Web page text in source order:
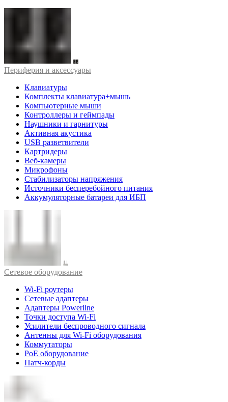
Периферия и аксессуары
Клавиатуры
Комплекты клавиатура+мышь
Компьютерные мыши
Контроллеры и геймпады
Наушники и гарнитуры
Активная акустика
USB разветвители
Картридеры
Веб-камеры
Микрофоны
Стабилизаторы напряжения
Источники бесперебойного питания
Аккумуляторные батареи для ИБП
Cетевое оборудование
Wi-Fi роутеры
Сетевые адаптеры
Адаптеры Powerline
Точки доступа Wi-Fi
Усилители беспроводного сигнала
Антенны для Wi-Fi оборудования
Коммутаторы
PoE оборудование
Патч-корды